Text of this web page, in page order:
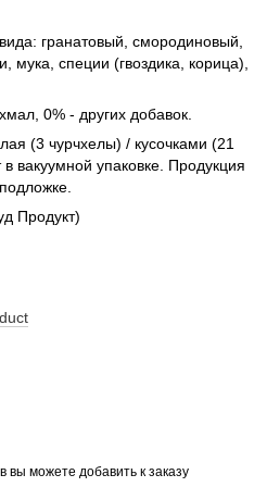
гранатовый, смородиновый,
мука, специи (гвоздика, корица),
0% - других добавок.
(3 чурчхелы) / кусочками (21
вакуумной упаковке. Продукция
Продукт)
вы можете добавить к заказу